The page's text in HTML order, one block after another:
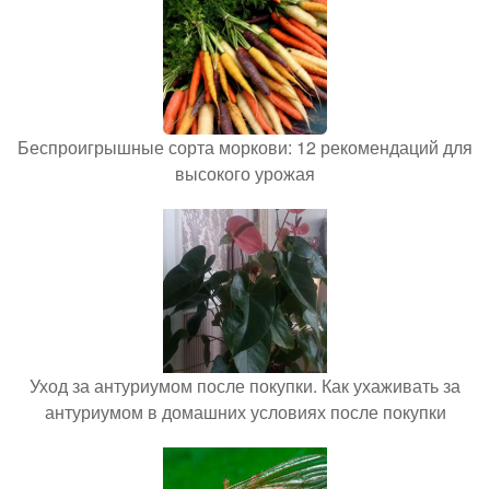
Беспроигрышные сорта моркови: 12 рекомендаций для
высокого урожая
Уход за антуриумом после покупки. Как ухаживать за
антуриумом в домашних условиях после покупки